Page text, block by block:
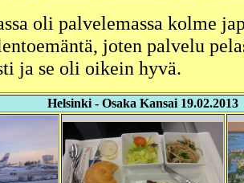
oli palvelemassa kolme
joten palvelu
ja se oli oikein hyvä.
Helsinki - Osaka Kansai 19.02.2013